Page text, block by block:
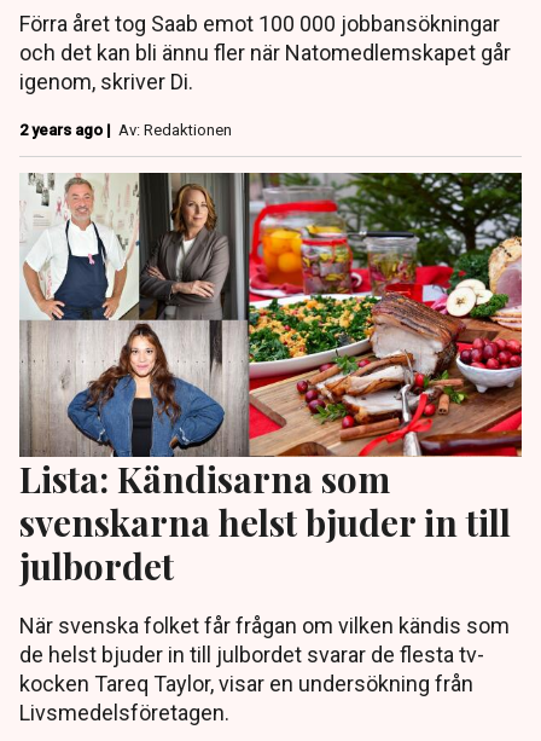
Förra året tog Saab emot 100 000 jobbansökningar
och det kan bli ännu fler när Natomedlemskapet går
igenom, skriver Di.
2 years ago | Av: Redaktionen
Lista: Kändisarna som
svenskarna helst bjuder in till
julbordet
När svenska folket får frågan om vilken kändis som
de helst bjuder in till julbordet svarar de flesta tv-
kocken Tareq Taylor, visar en undersökning från
Livsmedelsföretagen.